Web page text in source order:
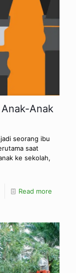
Anak
seorang ibu
saat
ke sekolah,
Read more